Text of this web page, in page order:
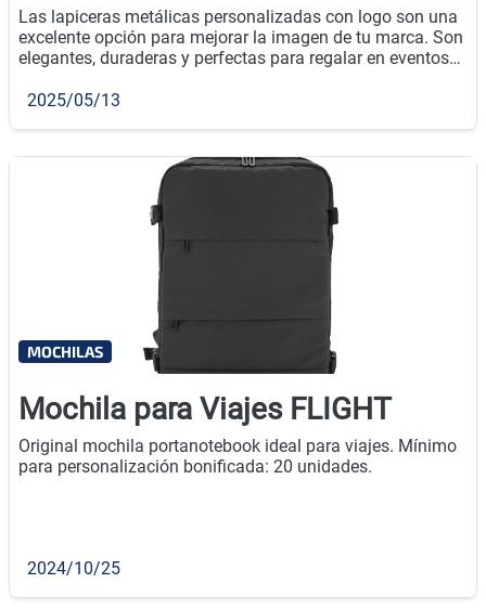
Las lapiceras metálicas personalizadas con logo son una
excelente opción para mejorar la imagen de tu marca. Son
elegantes, duraderas y perfectas para regalar en eventos
merchandising.
2025/05/13
Mochila para Viajes FLIGHT
Original mochila portanotebook ideal para viajes. Mínimo
para personalización bonificada: 20 unidades.
MOCHILAS
2024/10/25